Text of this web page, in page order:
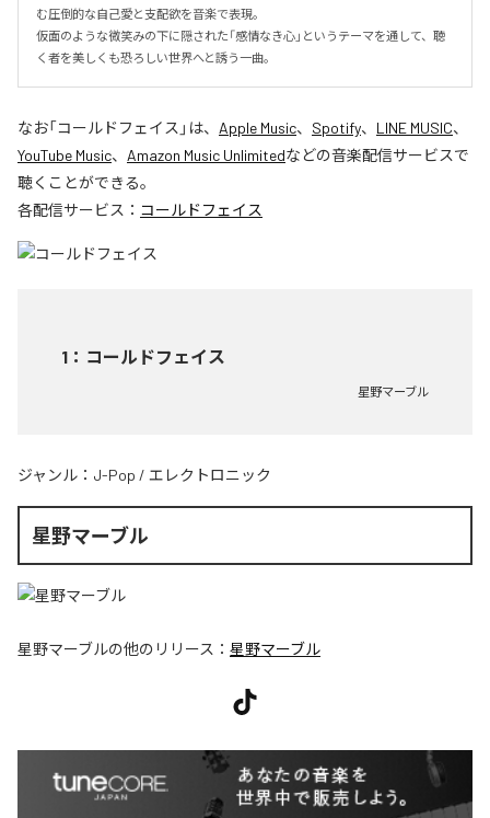
む圧倒的な自己愛と支配欲を音楽で表現。
仮面のような微笑みの下に隠された「感情なき心」というテーマを通して、聴
く者を美しくも恐ろしい世界へと誘う一曲。
なお「コールドフェイス 」は、 Apple Music、 Spotify、 LINE MUSIC、
YouTube Music、 Amazon Music Unlimitedなどの音楽配信サービスで
聴くことができる。
各配信サービス： コールドフェイス
1 ： コールドフェイス
星野マーブル
ジャンル： J-Pop / エレクトロニック
星野マーブル
星野マーブルの他のリリース： 星野マーブル